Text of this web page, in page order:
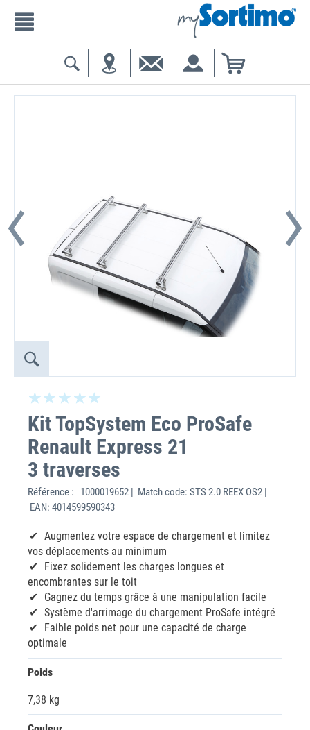
Kit TopSystem Eco ProSafe
Renault Express 21
3 traverses
Référence :
1000019652 | Match code: STS 2.0 REEX OS2 |
EAN: 4014599590343
Augmentez votre espace de chargement et limitez
vos déplacements au minimum
Fixez solidement les charges longues et
encombrantes sur le toit
Gagnez du temps grâce à une manipulation facile
Système d'arrimage du chargement ProSafe intégré
Faible poids net pour une capacité de charge
optimale
Poids
7,38 kg